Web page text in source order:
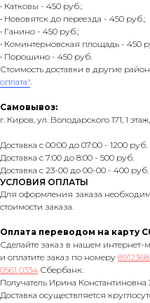
• Катковы - 450 руб.;
• Нововятск до переезда - 450 руб.;
• Ганино - 450 руб.;
• Коминтерновская площадь - 450
• Порошино - 450 руб.
Стоимость доставки в другие
оплата".
Самовывоз:
г. Киров, ул. Володарского 171, 1
Доставка с 00:00 до 07:00 - 1200 руб.
Доставка с 7:00 до 8:00 - 500 руб.
Доставка с 23-00 до 00-00 - 400 руб.
УСЛОВИЯ ОПЛАТЫ
Для оформления заказа
стоимости заказа.
Оплата переводом на карту
Сделайте заказ в нашем интернет-
и оплатите заказ по номеру
0561 0334 Сбербанк.
Получатель Ирина Константиновна
Доставка осуществляется